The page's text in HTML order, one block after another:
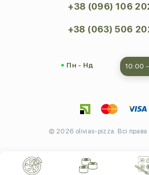
+38 (096) 106
+38 (063) 506
Пн - Нд 10:00
© 2026 olivias-pizza. Всі права